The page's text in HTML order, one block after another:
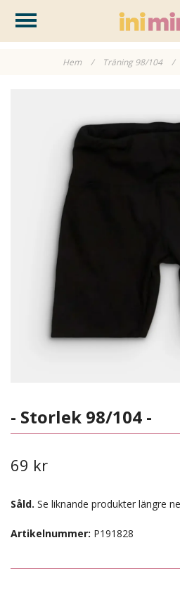
Hem / Träning 98/104 /
- Storlek 98/104 -
69 kr
Såld. Se liknande produkter längre
Artikelnummer: P191828